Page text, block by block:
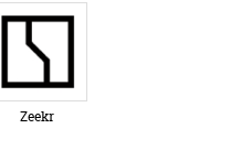
Zeekr